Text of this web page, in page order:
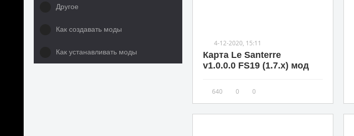
Другое
Как создавать моды
Как устанавливать моды
4-12-2020, 15:11
Карта Le Santerre
v1.0.0.0 FS19 (1.7.x) мод
640 0 0